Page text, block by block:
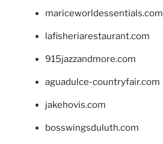
mariceworldessentials.com
lafisheriarestaurant.com
915jazzandmore.com
aguadulce-countryfair.com
jakehovis.com
bosswingsduluth.com